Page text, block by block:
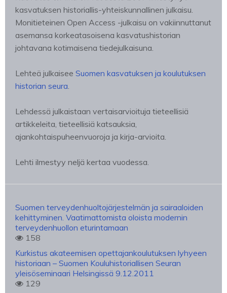
kasvatuksen historiallis-yhteiskunnallinen julkaisu.
Monitieteinen Open Access -julkaisu on vakiinnuttanut
asemansa korkeatasoisena kasvatushistorian
johtavana kotimaisena tiedejulkaisuna.
Lehteä julkaisee Suomen kasvatuksen ja koulutuksen
historian seura.
Lehdessä julkaistaan vertaisarvioituja tieteellisiä
artikkeleita, tieteellisiä katsauksia,
ajankohtaispuheenvuoroja ja kirja-arvioita.
Lehti ilmestyy neljä kertaa vuodessa.
Suomen terveydenhuoltojärjestelmän ja sairaaloiden
kehittyminen. Vaatimattomista oloista modernin
terveydenhuollon eturintamaan
158
Kurkistus akateemisen opettajankoulutuksen lyhyeen
historiaan – Suomen Kouluhistoriallisen Seuran
yleisöseminaari Helsingissä 9.12.2011
129